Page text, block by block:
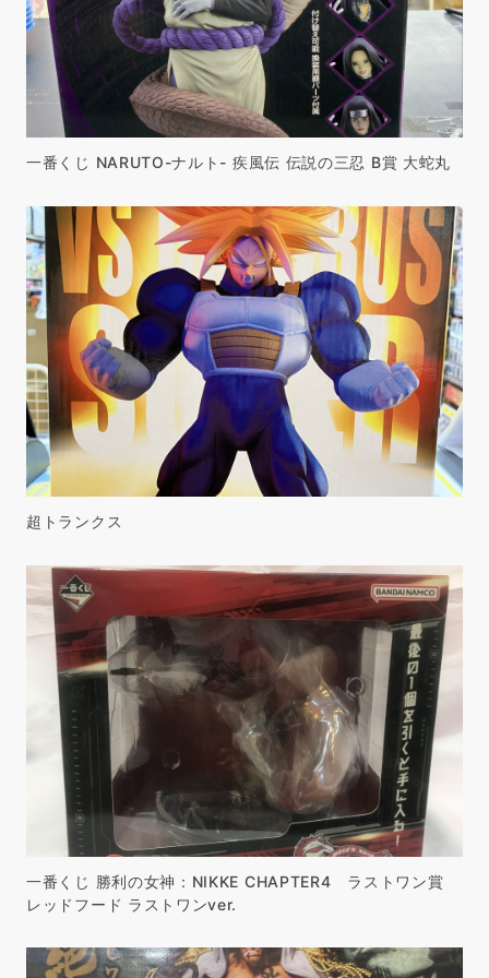
一番くじ NARUTO-ナルト- 疾風伝 伝説の三忍 B賞 大蛇丸
超トランクス
一番くじ 勝利の女神：NIKKE CHAPTER4 ラストワン賞
レッドフード ラストワンver.